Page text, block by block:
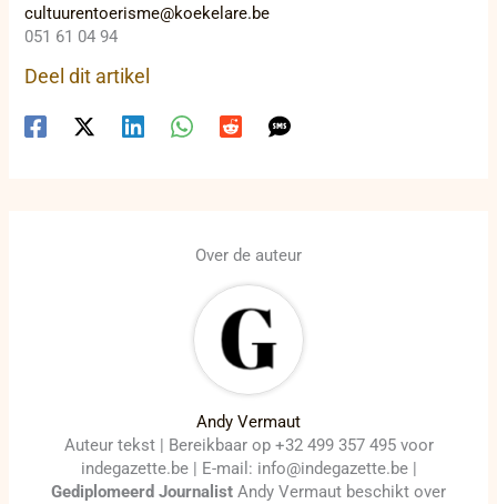
cultuurentoerisme@koekelare.be
051 61 04 94
Deel dit artikel
Over de auteur
Andy Vermaut
Auteur tekst | Bereikbaar op +32 499 357 495 voor
indegazette.be | E-mail: info@indegazette.be |
Gediplomeerd Journalist Andy Vermaut beschikt over